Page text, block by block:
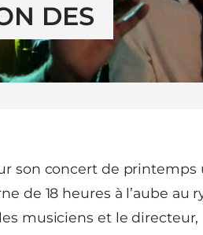
DES
son concert de printemps
de 18 heures à l’aube au
musiciens et le directeur,